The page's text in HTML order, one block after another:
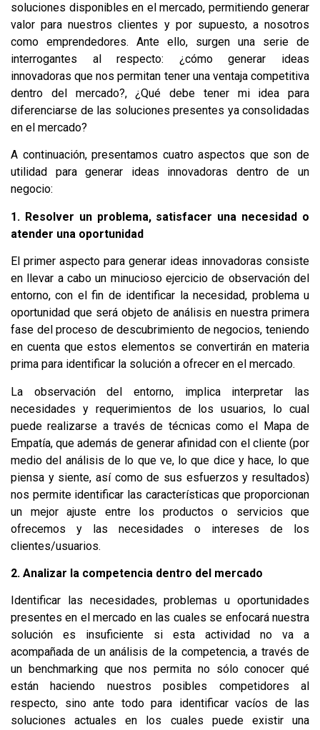
soluciones disponibles en el mercado, permitiendo generar
valor para nuestros clientes y por supuesto, a nosotros
como emprendedores. Ante ello, surgen una serie de
interrogantes al respecto: ¿cómo generar ideas
innovadoras que nos permitan tener una ventaja competitiva
dentro del mercado?, ¿Qué debe tener mi idea para
diferenciarse de las soluciones presentes ya consolidadas
en el mercado?
A continuación, presentamos cuatro aspectos que son de
utilidad para generar ideas innovadoras dentro de un
negocio:
1. Resolver un problema, satisfacer una necesidad o
atender una oportunidad
El primer aspecto para generar ideas innovadoras consiste
en llevar a cabo un minucioso ejercicio de observación del
entorno, con el fin de identificar la necesidad, problema u
oportunidad que será objeto de análisis en nuestra primera
fase del proceso de descubrimiento de negocios, teniendo
en cuenta que estos elementos se convertirán en materia
prima para identificar la solución a ofrecer en el mercado.
La observación del entorno, implica interpretar las
necesidades y requerimientos de los usuarios, lo cual
puede realizarse a través de técnicas como el Mapa de
Empatía, que además de generar afinidad con el cliente (por
medio del análisis de lo que ve, lo que dice y hace, lo que
piensa y siente, así como de sus esfuerzos y resultados)
nos permite identificar las características que proporcionan
un mejor ajuste entre los productos o servicios que
ofrecemos y las necesidades o intereses de los
clientes/usuarios.
2. Analizar la competencia dentro del mercado
Identificar las necesidades, problemas u oportunidades
presentes en el mercado en las cuales se enfocará nuestra
solución es insuficiente si esta actividad no va a
acompañada de un análisis de la competencia, a través de
un benchmarking que nos permita no sólo conocer qué
están haciendo nuestros posibles competidores al
respecto, sino ante todo para identificar vacíos de las
soluciones actuales en los cuales puede existir una